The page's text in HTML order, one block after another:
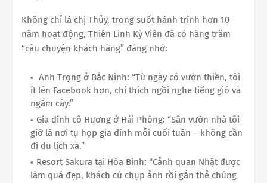
Không chỉ là chị Thủy, trong suốt hành trình hơn 10
năm hoạt động, Thiên Linh Kỳ Viên đã có hàng trăm
“câu chuyện khách hàng” đáng nhớ:
Anh Trọng ở Bắc Ninh: “Từ ngày có vườn thiền, tôi
ít lên Facebook hơn, chỉ thích ngồi nghe tiếng gió và
ngắm cây.”
Gia đình cô Hương ở Hải Phòng: “Sân vườn nhà tôi
giờ là nơi tụ họp gia đình mỗi cuối tuần – không cần
đi du lịch xa.”
Resort Sakura tại Hòa Bình: “Cảnh quan Nhật được
làm quá đẹp, khách cứ chụp ảnh rồi gắn thẻ chúng